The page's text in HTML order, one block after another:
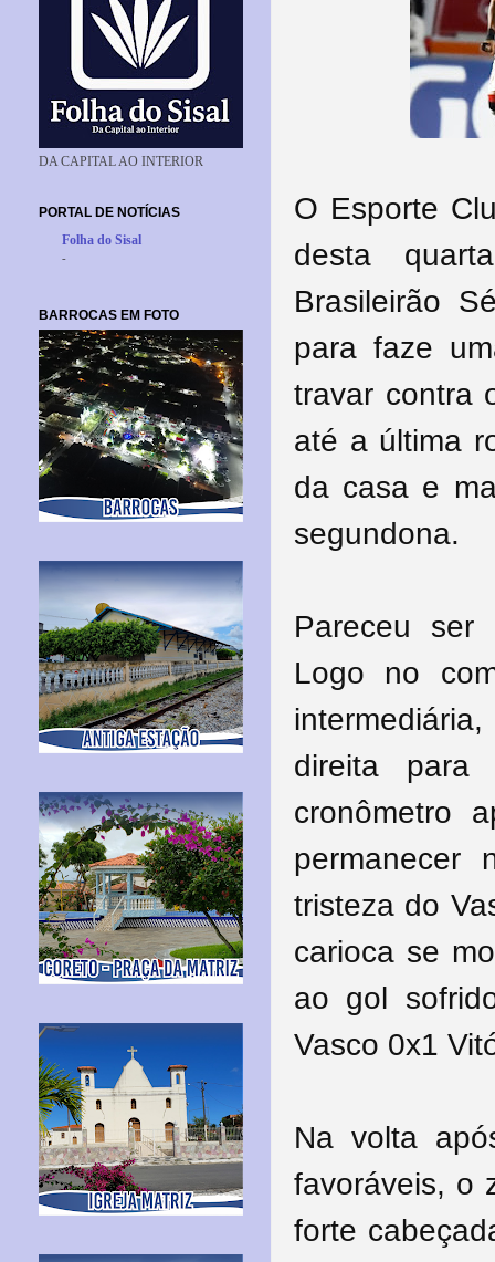
O Esporte
desta
Brasileirão
para faze
travar contra
até a última
da casa e
segundona.
Pareceu
Logo no
direita
cronômetro
tristeza do
carioca se
ao gol
Vasco 0x1
Na volta
favoráveis, o
forte
DA CAPITAL AO INTERIOR
PORTAL DE NOTÍCIAS
Folha do Sisal
-
BARROCAS EM FOTO